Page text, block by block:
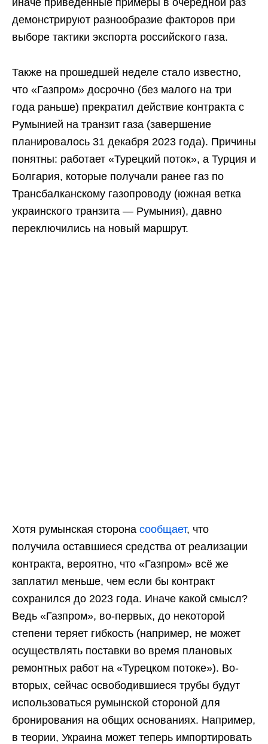
демонстрируют разнообразие факторов при
выборе тактики экспорта российского газа.
Также на прошедшей неделе стало известно,
что «Газпром» досрочно (без малого на три
года раньше) прекратил действие контракта с
Румынией на транзит газа (завершение
планировалось 31 декабря 2023 года). Причины
понятны: работает «Турецкий поток», а Турция и
Болгария, которые получали ранее газ по
Трансбалканскому газопроводу (южная ветка
украинского транзита — Румыния), давно
переключились на новый маршрут.
Хотя румынская сторона сообщает, что
получила оставшиеся средства от реализации
контракта, вероятно, что «Газпром» всё же
заплатил меньше, чем если бы контракт
сохранился до 2023 года. Иначе какой смысл?
Ведь «Газпром», во-первых, до некоторой
степени теряет гибкость (например, не может
осуществлять поставки во время плановых
ремонтных работ на «Турецком потоке»). Во-
вторых, сейчас освободившиеся трубы будут
использоваться румынской стороной для
бронирования на общих основаниях. Например,
в теории, Украина может теперь импортировать